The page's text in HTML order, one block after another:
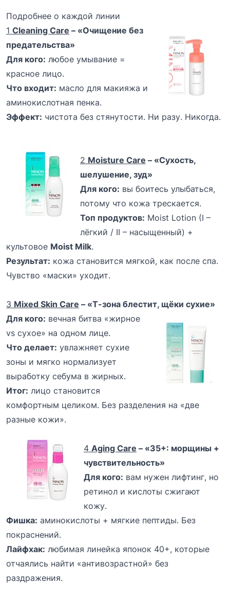
Подробнее о каждой линии
1 Cleaning Care – «Очищение без
предательства»
Для кого: любое умывание =
красное лицо.
Что входит: масло для макияжа и
аминокислотная пенка.
Эффект: чистота без стянутости. Ни разу. Никогда.
2 Moisture Care – «Сухость,
шелушение, зуд»
Для кого: вы боитесь улыбаться,
потому что кожа трескается.
Топ продуктов: Moist Lotion (I –
лёгкий / II – насыщенный) +
культовое Moist Milk.
Результат: кожа становится мягкой, как после спа.
Чувство «маски» уходит.
3 Mixed Skin Care – «Т-зона блестит, щёки сухие»
Для кого: вечная битва «жирное
vs сухое» на одном лице.
Что делает: увлажняет сухие
зоны и мягко нормализует
выработку себума в жирных.
Итог: лицо становится
комфортным целиком. Без разделения на «две
разные кожи».
4 Aging Care – «35+: морщины +
чувствительность»
Для кого: вам нужен лифтинг, но
ретинол и кислоты сжигают
кожу.
Фишка: аминокислоты + мягкие пептиды. Без
покраснений.
Лайфхак: любимая линейка японок 40+, которые
отчаялись найти «антивозрастной» без
раздражения.